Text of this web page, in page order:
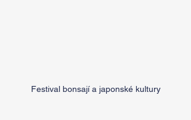
Festival bonsají a japonské kultury